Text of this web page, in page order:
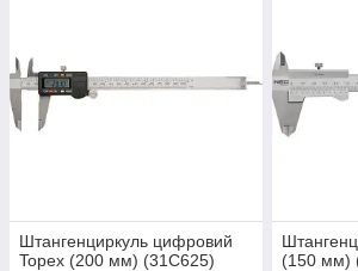
Штангенциркуль цифровий
Topex (200 мм) (31C625)
(150 мм)